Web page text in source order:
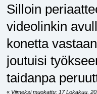
Silloin
videolinkin
konetta
joutuisi
taidanpa
« Viimeksi muokattu: 17 Lokakuu,